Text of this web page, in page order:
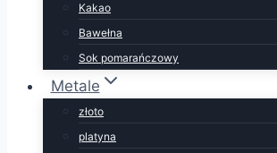
Kakao
Bawełna
Sok pomarańczowy
Metale
złoto
platyna